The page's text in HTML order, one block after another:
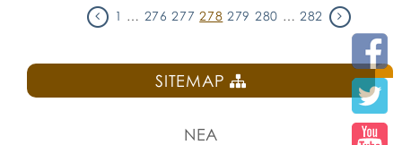
1 276 277 278 279 280 282
SITEMAP
ΝΕΑ